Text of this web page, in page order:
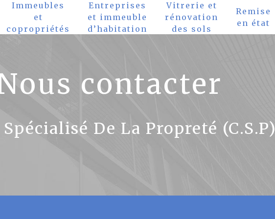
Immeubles
et
copropriétés
Entreprises
et immeuble
d’habitation
Vitrerie et
rénovation
des sols
Remise
en état
contacter
De La Propreté (C.S.P)